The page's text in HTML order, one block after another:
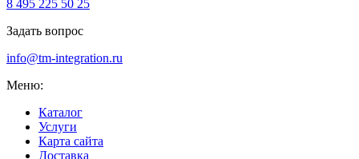
8 495 225 50 25
Задать вопрос
info@tm-integration.ru
Меню:
Каталог
Услуги
Карта сайта
Доставка